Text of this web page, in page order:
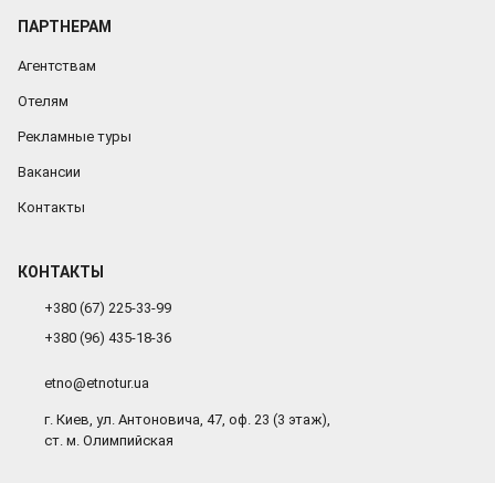
ПАРТНЕРАМ
Агентствам
Отелям
Рекламные туры
Вакансии
Контакты
КОНТАКТЫ
+380 (67) 225-33-99
+380 (96) 435-18-36
etno@etnotur.ua
г. Киев, ул. Антоновича, 47, оф. 23 (3 этаж),
ст. м. Олимпийская